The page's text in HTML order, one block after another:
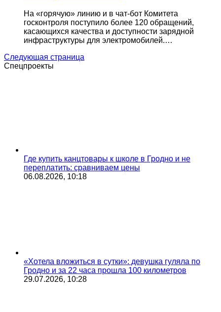
На «горячую» линию и в чат-бот Комитета
госконтроля поступило более 120 обращений,
касающихся качества и доступности зарядной
инфраструктуры для электромобилей.…
Следующая страница
Спецпроекты
Где купить канцтовары к школе в Гродно и не
переплатить: сравниваем цены
06.08.2026, 10:18
«Хотела вложиться в сутки»: девушка гуляла по
Гродно и за 22 часа прошла 100 километров
29.07.2026, 10:28